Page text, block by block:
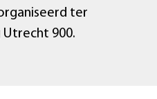
ter
900.